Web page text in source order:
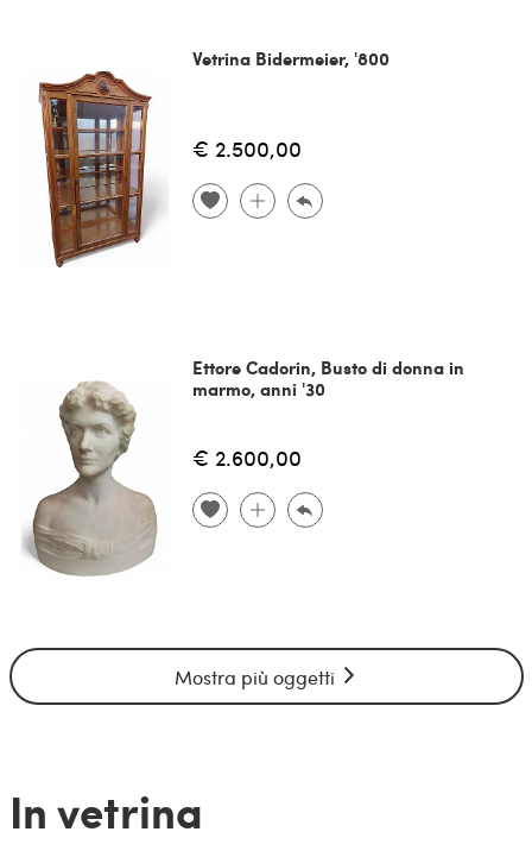
Vetrina Bidermeier, '800
€ 2.500,00
Ettore Cadorin, Busto di donna in
marmo, anni '30
€ 2.600,00
Mostra più oggetti
In vetrina